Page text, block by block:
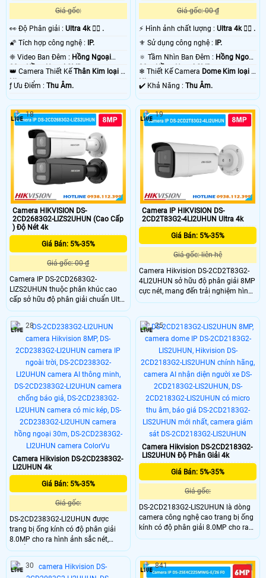
Giá gốc:
️👀 Độ Phân giải : Ultra 4k 👍🏾 .
🌠 Tích hợp công nghệ :
IP.
❈ Video Ban Đêm : Hồng Ngoại
80m Hồng Ngoại SMD.
👑 Camera Thiết Kế Thân Kim loại +
Nhựa.
️ƒ Ưu Điểm : Thu Âm.
Giá gốc: 00 ₫
️⚡ Hình ảnh chất lượng :Ultra 4k 👍🏾 .
⚜️ Sử dụng công nghệ :
IP.
🔅 Tầm Nhìn Ban Đêm : Hồng Ngoại
30m Hồng Ngoại SMD.
❄ Thiết Kế Camera Dome Kim loại +
Nhựa.
️✔️ Khả Năng :Thu Âm.
Camera HIKVISION DS-
2CD2683G2-LIZS2UHUN (Cao Cấp
) Độ Nét 4k
Giá Bán: 5%-35%
Giá gốc: 00 ₫
Camera IP DS-2CD2683G2-
LIZS2UHUN thuộc phân khúc cao
cấp sở hữu độ phân giải chuẩn Ultra
HD 8.0 Megapixel siêu nét. Camera
tích hợp ống kính thay đổi tiêu cự từ
2.8 đến 12mm hỗ trợ điều khiển
zoom trực tiếp qua phần mềm điện
thoại rất tiện lợi. Công nghệ giám
sát đêm tầm nhìn xa lên đến 60m.
18
Camera IP HIKVISION DS-
2CD2T83G2-4LI2UHUN Ultra 4k
Giá Bán: 5%-35%
Giá gốc: liên hệ
Camera Hikvision DS-2CD2T83G2-
4LI2UHUN sở hữu độ phân giải 8MP
cực nét, mang đến trải nghiệm hình
ảnh 4K chân thực. Điểm nhấn lớn
minh hồng ngoại và ánh sáng trắng
lên tới 80m. Camera IP Hikvision
giúp bạn quan sát rõ ràng mọi
chuyển động trong đêm đen đảm
bảo an ninh tuyệt đối.
19
Camera Hikvision DS-2CD2383G2-
LI2UHUN 4k
Giá Bán: 5%-35%
Giá gốc:
DS-2CD2383G2-LI2UHUN được
trang bị ống kính có độ phân giải
8.0MP cho ra hình ảnh sắc nét,
chuẩn nén H.265+ giúp tiết kiệm
băng thông khi lưu trữ, với khả năng
nhìn có màu vào ban đêm 30m,
28
Camera Hikvision DS-2CD2183G2-
LIS2UHUN Độ Phân Giải 4k
Giá Bán: 5%-35%
Giá gốc:
DS-2CD2183G2-LIS2UHUN là dòng
camera công nghệ cao trang bị ống
kính có độ phân giải 8.0MP cho ra
hình ảnh sắc nét, tích hợp công
nhận diện chính xác người và
phương tiện, hạn chế các cảnh báo
25
30 841